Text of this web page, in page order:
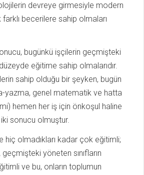
devreye girmesiyle modern
becerilere sahip olmaları
bugünkü işçilerin geçmişteki
eğitime sahip olmalarıdır.
sahip olduğu bir şeyken, bugün
yazma, genel matematik ve hatta
hemen her iş için önkoşul haline
sonucu olmuştur.
hiç olmadıkları kadar çok eğitimli;
yöneten sınıfların
ve bu, onların toplumun